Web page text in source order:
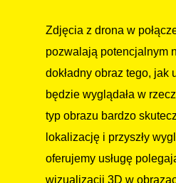
Zdjęcia z drona w
pozwalają potencjalnym
dokładny obraz tego, jak
będzie wyglądała w
typ obrazu bardzo
lokalizację i przyszły
oferujemy usługę
wizualizacji 3D w